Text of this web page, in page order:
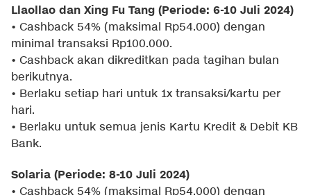
Llaollao dan Xing Fu Tang (Periode: 6-10 Juli 2024)
• Cashback 54% (maksimal Rp54.000) dengan
minimal transaksi Rp100.000.
• Cashback akan dikreditkan pada tagihan bulan
berikutnya.
• Berlaku setiap hari untuk 1x transaksi/kartu per
hari.
• Berlaku untuk semua jenis Kartu Kredit & Debit KB
Bank.
Solaria (Periode: 8-10 Juli 2024)
• Cashback 54% (maksimal Rp54.000) dengan